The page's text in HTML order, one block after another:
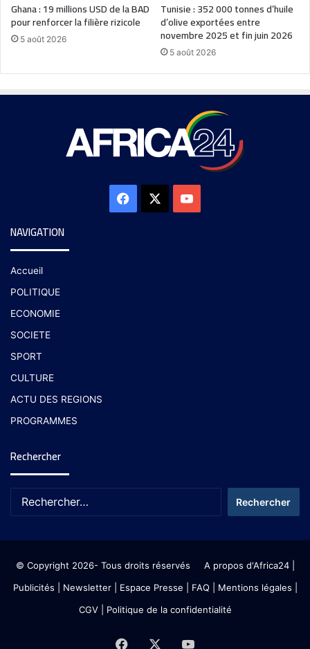
Ghana : 19 millions USD de la BAD
pour renforcer la filière rizicole
5 août 2026
Tunisie : 352 000 tonnes d’huile
d’olive exportées entre
novembre 2025 et fin juin 2026
5 août 2026
NAVIGATION
Accueil
POLITIQUE
ECONOMIE
SOCIETE
SPORT
CULTURE
ACTU DES REGIONS
PROGRAMMES
Rechercher
© Copyright 2026- Tous droits réservés A propos d'Africa24|
Publicités
Newsletter| Espace Presse | FAQ | Mentions légales
CGV| Politique de la confidentialité